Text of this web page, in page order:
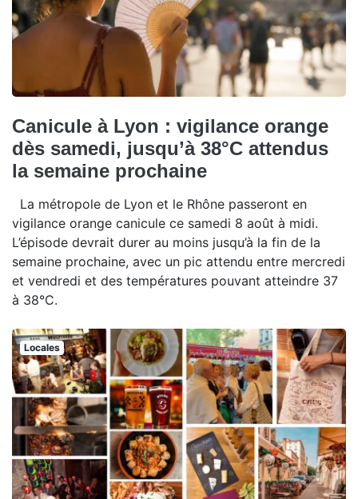
Canicule à Lyon : vigilance orange
dès samedi, jusqu’à 38°C attendus
la semaine prochaine
La métropole de Lyon et le Rhône passeront en
vigilance orange canicule ce samedi 8 août à midi.
L’épisode devrait durer au moins jusqu’à la fin de la
semaine prochaine, avec un pic attendu entre mercredi
et vendredi et des températures pouvant atteindre 37
à 38°C.
Locales